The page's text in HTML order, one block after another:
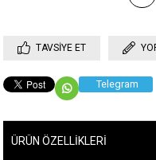
TAVSIYE ET
Telegram
ÜRÜN ÖZELLIKLERI